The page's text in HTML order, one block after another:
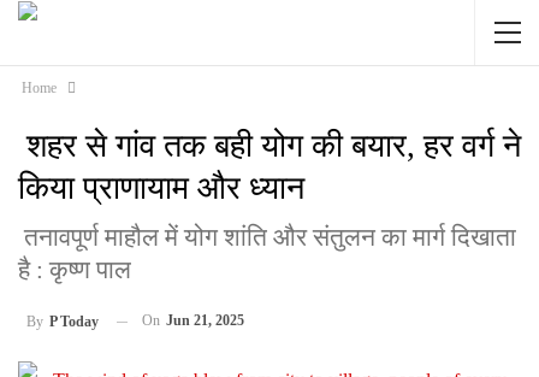
Home
शहर से गांव तक बही योग की बयार, हर वर्ग ने
किया प्राणायाम और ध्यान
तनावपूर्ण माहौल में योग शांति और संतुलन का मार्ग दिखाता
है : कृष्ण पाल
By P Today On Jun 21, 2025